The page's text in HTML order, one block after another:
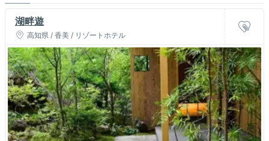
湖畔遊
高知県 / 香美 / リゾートホテル